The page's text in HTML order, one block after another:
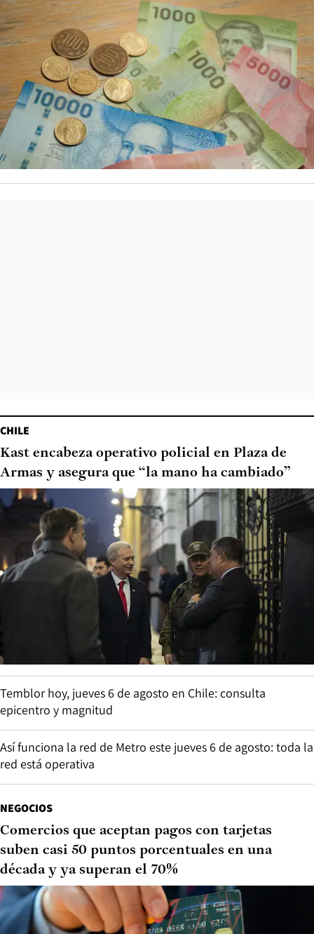
CHILE
Kast encabeza operativo policial en Plaza de
Armas y asegura que “la mano ha cambiado”
Temblor hoy, jueves 6 de agosto en Chile: consulta
epicentro y magnitud
Así funciona la red de Metro este jueves 6 de agosto: toda la
red está operativa
NEGOCIOS
Comercios que aceptan pagos con tarjetas
suben casi 50 puntos porcentuales en una
década y ya superan el 70%